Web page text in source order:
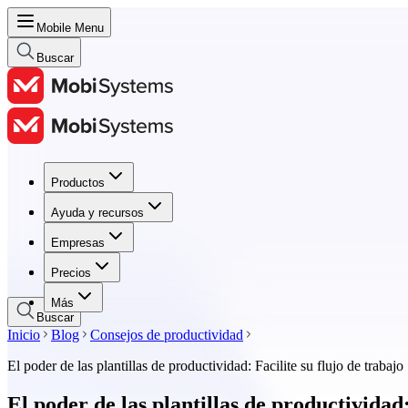
Mobile Menu
Buscar
Productos
Ayuda y recursos
Empresas
Precios
Más
Productos
Ayuda y recursos
Empresas
Precios
Buscar
Inicio Blog
Consejos de productividad
El poder de las plantillas de productividad: Facilite su flujo de trabajo